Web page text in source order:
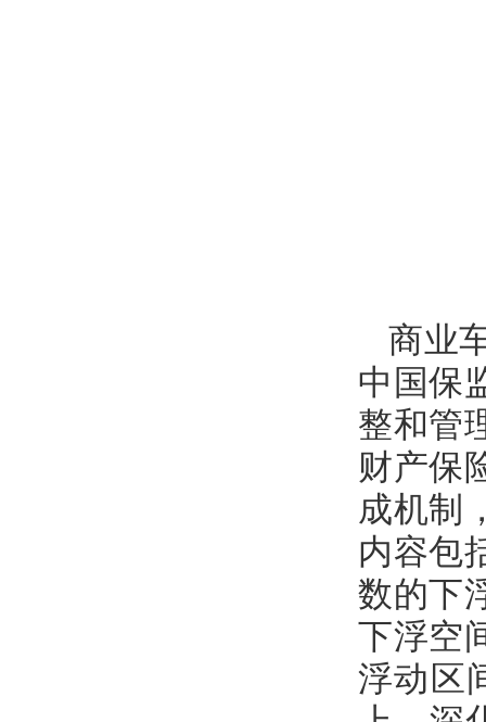
商业
中国保
整和管
财产保
成机制
内容包
数的下
下浮空
浮动区